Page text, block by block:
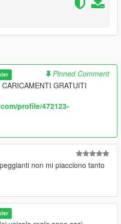
Pinned Comment
GRATUITI
profile/472123-
non mi piacciono tanto